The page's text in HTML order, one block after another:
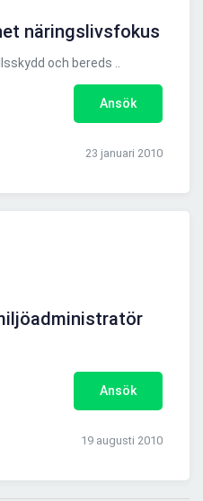
näringslivsfokus
och bereds ..
Ansök
23 januari 2010
Ansök
19 augusti 2010